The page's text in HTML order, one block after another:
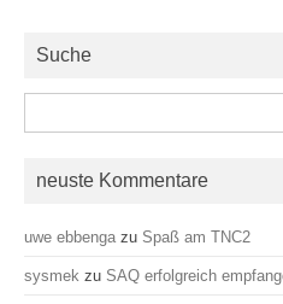
Suche
nach:
neuste Kommentare
uwe ebbenga zu Spaß am TNC2
sysmek zu SAQ erfolgreich